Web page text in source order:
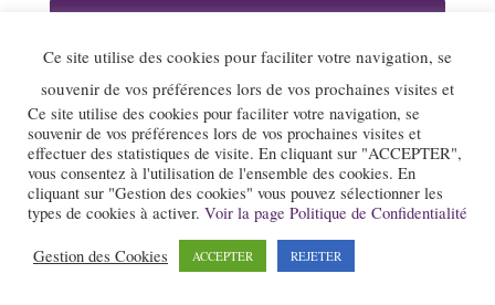
15
AOÛ
Richard Galliano [Complet]
Brou
15
AOÛ
Kinga Glyk
Buis-les-Baronnies
16
Ce site utilise des cookies pour faciliter votre navigation, se
souvenir de vos préférences lors de vos prochaines visites et
Ce site utilise des cookies pour faciliter votre navigation, se
souvenir de vos préférences lors de vos prochaines visites et
effectuer des statistiques de visite. En cliquant sur "ACCEPTER",
vous consentez à l'utilisation de l'ensemble des cookies. En
cliquant sur "Gestion des cookies" vous pouvez sélectionner les
types de cookies à activer. Voir la page Politique de Confidentialité
Gestion des Cookies ACCEPTER REJETER